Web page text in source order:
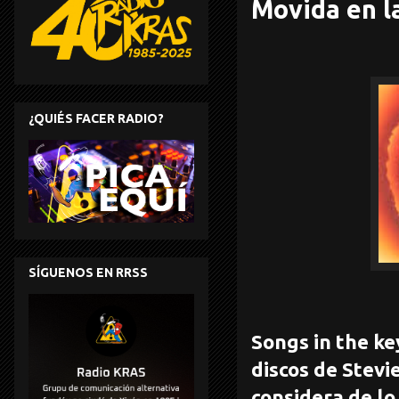
Movida en
Songs in the
discos de
¿QUIÉS FACER RADIO?
SÍGUENOS EN RRSS